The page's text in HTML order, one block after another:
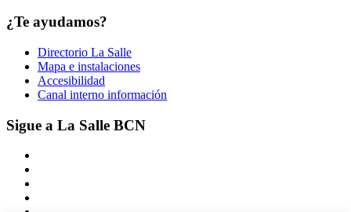
¿Te ayudamos?
Directorio La Salle
Mapa e instalaciones
Accesibilidad
Canal interno información
Sigue a La Salle BCN